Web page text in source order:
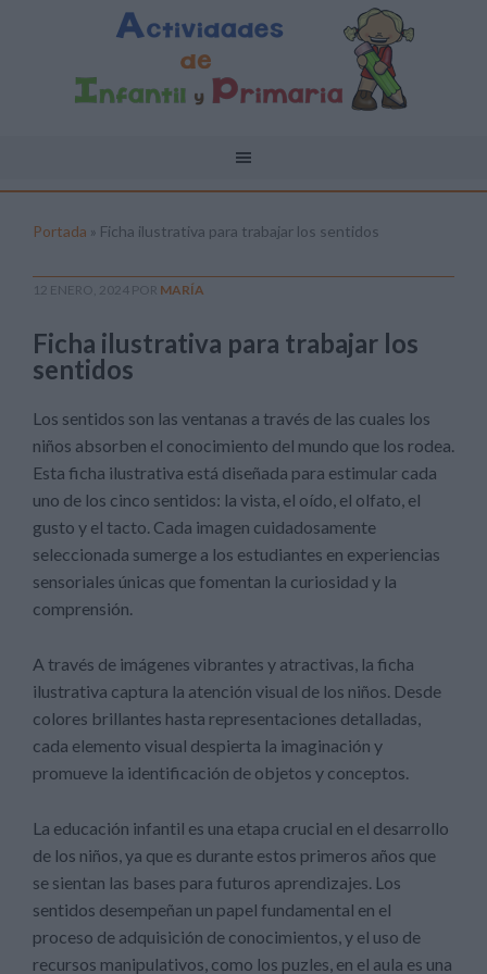
Portada » Ficha ilustrativa para trabajar los sentidos
12 ENERO, 2024 POR MARÍA
Ficha ilustrativa para trabajar los
sentidos
Los sentidos son las ventanas a través de las cuales los
niños absorben el conocimiento del mundo que los rodea.
Esta ficha ilustrativa está diseñada para estimular cada
uno de los cinco sentidos: la vista, el oído, el olfato, el
gusto y el tacto. Cada imagen cuidadosamente
seleccionada sumerge a los estudiantes en experiencias
sensoriales únicas que fomentan la curiosidad y la
comprensión.
A través de imágenes vibrantes y atractivas, la ficha
ilustrativa captura la atención visual de los niños. Desde
colores brillantes hasta representaciones detalladas,
cada elemento visual despierta la imaginación y
promueve la identificación de objetos y conceptos.
La educación infantil es una etapa crucial en el desarrollo
de los niños, ya que es durante estos primeros años que
se sientan las bases para futuros aprendizajes. Los
sentidos desempeñan un papel fundamental en el
proceso de adquisición de conocimientos, y el uso de
recursos manipulativos, como los puzles, en el aula es una